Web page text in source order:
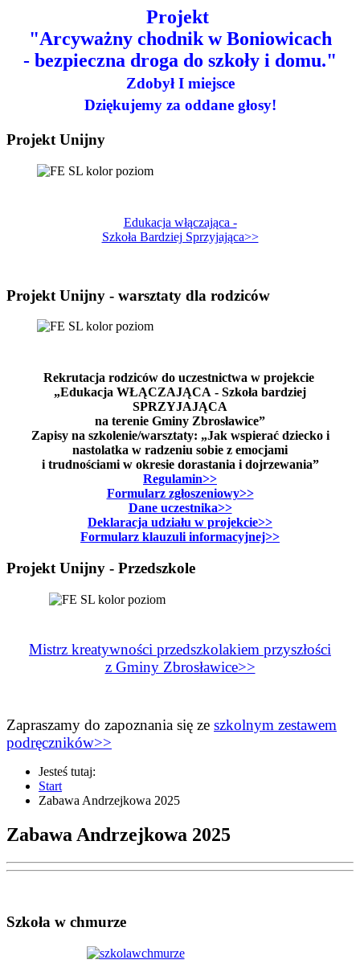
Projekt
"Arcyważny chodnik w Boniowicach
- bezpieczna droga do szkoły i domu."
Zdobył I miejsce
Dziękujemy za oddane głosy!
Projekt Unijny
Edukacja włączająca -
Szkoła Bardziej Sprzyjająca>>
Projekt Unijny - warsztaty dla rodziców
Rekrutacja rodziców do uczestnictwa w projekcie
„Edukacja WŁĄCZAJĄCA - Szkoła bardziej
SPRZYJAJĄCA
na terenie Gminy Zbrosławice”
Zapisy na szkolenie/warsztaty: „Jak wspierać dziecko i
nastolatka w radzeniu sobie z emocjami
i trudnościami w okresie dorastania i dojrzewania”
Regulamin>>
Formularz zgłoszeniowy>>
Dane uczestnika>>
Deklaracja udziału w projekcie>>
Formularz klauzuli informacyjnej>>
Projekt Unijny - Przedszkole
Mistrz kreatywności przedszkolakiem przyszłości
z Gminy Zbrosławice>>
Zapraszamy do zapoznania się ze szkolnym zestawem
podręczników>>
Jesteś tutaj:
Start
Zabawa Andrzejkowa 2025
Zabawa Andrzejkowa 2025
Szkoła w chmurze